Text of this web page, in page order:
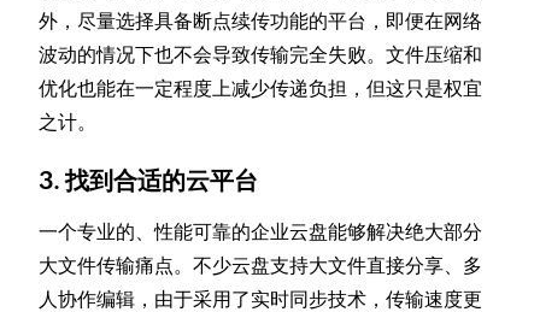
外，尽量选择具备断点续传功能的平台，即便在网络
波动的情况下也不会导致传输完全失败。文件压缩和
优化也能在一定程度上减少传递负担，但这只是权宜
之计。
3. 找到合适的云平台
一个专业的、性能可靠的企业云盘能够解决绝大部分
大文件传输痛点。不少云盘支持大文件直接分享、多
人协作编辑，由于采用了实时同步技术，传输速度更